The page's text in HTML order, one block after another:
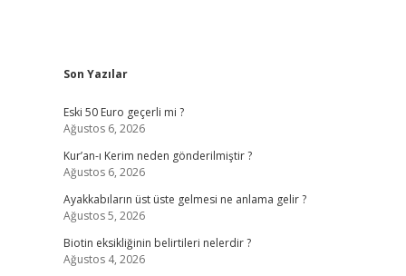
Sidebar
Son Yazılar
Eski 50 Euro geçerli mi ?
Ağustos 6, 2026
Kur’an-ı Kerim neden gönderilmiştir ?
Ağustos 6, 2026
Ayakkabıların üst üste gelmesi ne anlama gelir ?
Ağustos 5, 2026
Biotin eksikliğinin belirtileri nelerdir ?
Ağustos 4, 2026